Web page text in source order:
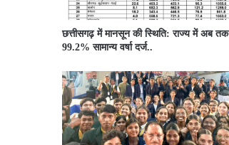
छत्तीसगढ़ में मानसून की स्थिति: राज्य में अब तक
99.2% सामान्य वर्षा दर्ज..